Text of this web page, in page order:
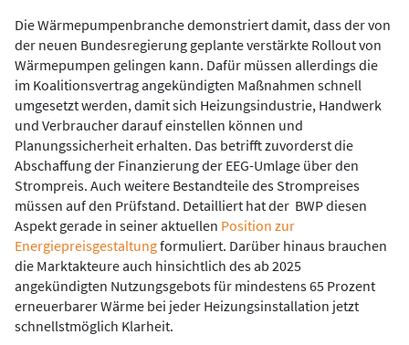
Die Wärmepumpenbranche demonstriert damit, dass der von
der neuen Bundesregierung geplante verstärkte Rollout von
Wärmepumpen gelingen kann. Dafür müssen allerdings die
im Koalitionsvertrag angekündigten Maßnahmen schnell
umgesetzt werden, damit sich Heizungsindustrie, Handwerk
und Verbraucher darauf einstellen können und
Planungssicherheit erhalten. Das betrifft zuvorderst die
Abschaffung der Finanzierung der EEG-Umlage über den
Strompreis. Auch weitere Bestandteile des Strompreises
müssen auf den Prüfstand. Detailliert hat der BWP diesen
Aspekt gerade in seiner aktuellen Position zur
Energiepreisgestaltungformuliert. Darüber hinaus brauchen
die Marktakteure auch hinsichtlich des ab 2025
angekündigten Nutzungsgebots für mindestens 65 Prozent
erneuerbarer Wärme bei jeder Heizungsinstallation jetzt
schnellstmöglich Klarheit.